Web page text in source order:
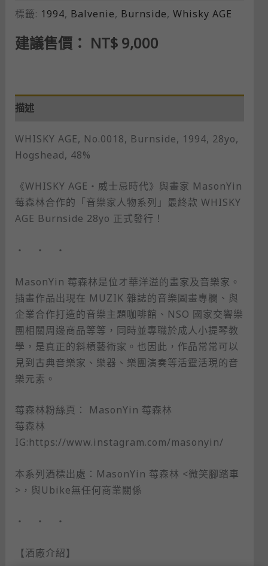
標籤: 1994, Balvenie, Burnside, Whisky AGE
建議售價： NT$9,000
描述
WHISKY AGE, No.0018, Burnside, 1994, 28yo,
Hogshead, 48%
《WHISKY AGE・威士忌時代》與畫家 MasonYin
莓森林合作的「音樂家人物系列」最終款 WHISKY
AGE Burnside 28yo 正式發行！
・ ・ ・
MasonYin 莓森林是位オ華洋溢的畫家及音樂家。
插畫作品出現在 MUZIK 雜誌的音樂圖畫專欄、與
企業合作打造的音樂主題咖啡館、NSO 國家交響樂
團相關周邊商品等等，同時並專職於成人小提琴教
學，是真正的斜槓藝術家。也因此，作品常常可以
見到古典音樂家、樂器、樂團演奏等活靈活現的音
樂元素。
莓森林粉絲頁： MasonYin 莓森林
莓森林
IG:https://www.instagram.com/masonyin/
本系列酒標出處：MasonYin 莓森林 <微笑腳踏車
>，與Ubike無任何商業關係
・ ・ ・
【酒廠介紹】